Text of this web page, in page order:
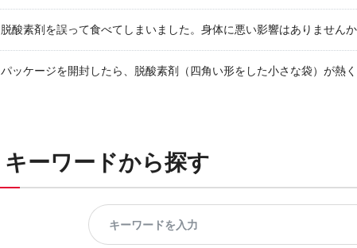
脱酸素剤を誤って食べてしまいました。身体に悪い影響はありませんか
パッケージを開封したら、脱酸素剤（四角い形をした小さな袋）が熱
キーワードから探す